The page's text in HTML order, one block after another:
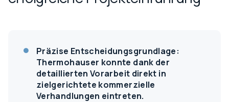
Präzise Entscheidungsgrundlage:
Thermohauser konnte dank der
detaillierten Vorarbeit direkt in
zielgerichtete kommerzielle
Verhandlungen eintreten.